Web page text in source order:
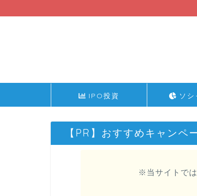
IPO投資 ソシ
【PR】おすすめキャンペ
※当サイトで